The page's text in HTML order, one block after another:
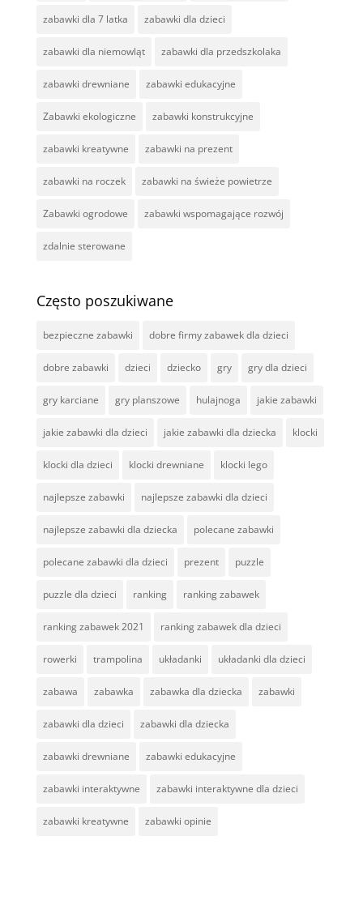
zabawki dla 7 latka zabawki dla dzieci
zabawki dla niemowląt zabawki dla przedszkolaka
zabawki drewniane zabawki edukacyjne
Zabawki ekologiczne zabawki konstrukcyjne
zabawki kreatywne zabawki na prezent
zabawki na roczek zabawki na świeże powietrze
Zabawki ogrodowe zabawki wspomagające rozwój
zdalnie sterowane
Często poszukiwane
bezpieczne zabawki dobre firmy zabawek dla dzieci
dobre zabawki dzieci dziecko gry gry dla dzieci
gry karciane gry planszowe hulajnoga jakie zabawki
jakie zabawki dla dzieci jakie zabawki dla dziecka klocki
klocki dla dzieci klocki drewniane klocki lego
najlepsze zabawki najlepsze zabawki dla dzieci
najlepsze zabawki dla dziecka polecane zabawki
polecane zabawki dla dzieci prezent puzzle
puzzle dla dzieci ranking ranking zabawek
ranking zabawek 2021 ranking zabawek dla dzieci
rowerki trampolina układanki układanki dla dzieci
zabawa zabawka zabawka dla dziecka zabawki
zabawki dla dzieci zabawki dla dziecka
zabawki drewniane zabawki edukacyjne
zabawki interaktywne zabawki interaktywne dla dzieci
zabawki kreatywne zabawki opinie